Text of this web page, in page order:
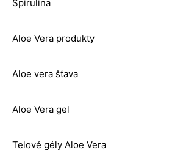
Spirulina
Aloe Vera produkty
Aloe vera šťava
Aloe Vera gel
Telové gély Aloe Vera